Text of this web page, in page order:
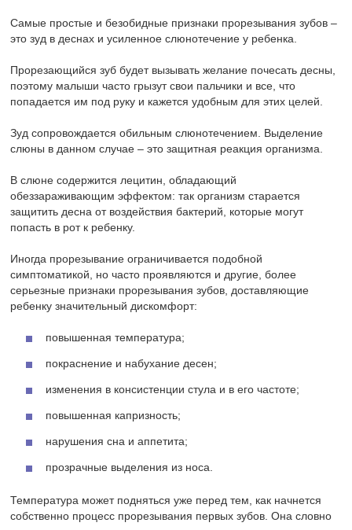
Самые простые и безобидные признаки прорезывания зубов –
это зуд в деснах и усиленное слюнотечение у ребенка.
Прорезающийся зуб будет вызывать желание почесать десны,
поэтому малыши часто грызут свои пальчики и все, что
попадается им под руку и кажется удобным для этих целей.
Зуд сопровождается обильным слюнотечением. Выделение
слюны в данном случае – это защитная реакция организма.
В слюне содержится лецитин, обладающий
обеззараживающим эффектом: так организм старается
защитить десна от воздействия бактерий, которые могут
попасть в рот к ребенку.
Иногда прорезывание ограничивается подобной
симптоматикой, но часто проявляются и другие, более
серьезные признаки прорезывания зубов, доставляющие
ребенку значительный дискомфорт:
повышенная температура;
покраснение и набухание десен;
изменения в консистенции стула и в его частоте;
повышенная капризность;
нарушения сна и аппетита;
прозрачные выделения из носа.
Температура может подняться уже перед тем, как начнется
собственно процесс прорезывания первых зубов. Она словно